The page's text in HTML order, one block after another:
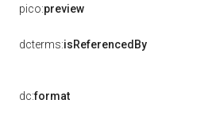
pico:preview
dcterms:isReferencedBy
dc:format